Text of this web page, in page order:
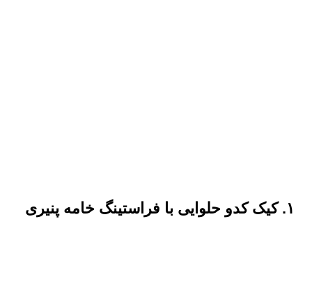
۱. کیک کدو حلوایی با فراستینگ خامه پنیری